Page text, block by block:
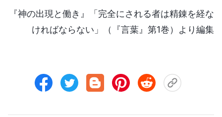
『神の出現と働き』「完全にされる者は精錬を経な
ければならない」（『言葉』第1巻）より編集